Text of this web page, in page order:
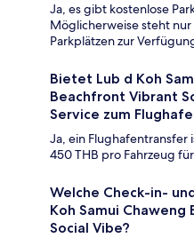
Ja, es gibt kostenlose
Möglicherweise steht
Parkplätzen zur
Bietet Lub d Koh
Beachfront Vibrant
Service zum
Ja, ein
450 THB pro Fahrzeug
Welche Check-in-
Koh Samui
Social Vibe?